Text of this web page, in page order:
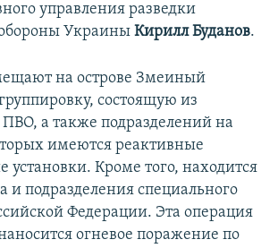
управления разведки
Украины Кирилл Буданов.
на острове Змеиный
состоящую из
а также подразделений на
имеются реактивные
установки. Кроме того, находится
и подразделения специального
Федерации. Эта операция
огневое поражение по